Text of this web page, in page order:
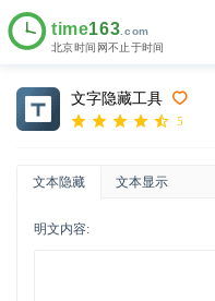
文字隐藏工具
5
文本隐藏 文本显示
明文内容: